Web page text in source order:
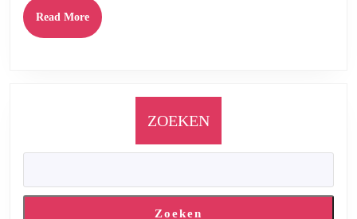
Read MoreRead
More
ZOEKEN
Zoeken